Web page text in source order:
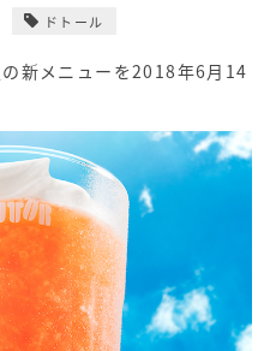
ドトール
の新メニューを2018年6月14